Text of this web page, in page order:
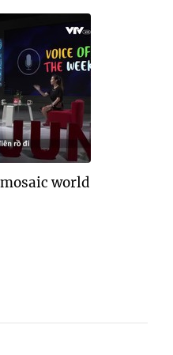
world